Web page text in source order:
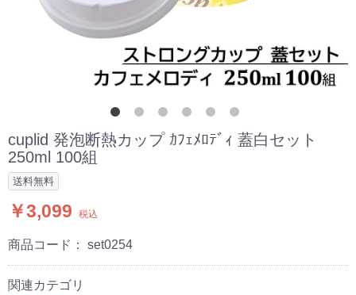
cuplid 発泡断熱カップ ｶﾌｪﾒﾛﾃﾞｨ 蓋白セット
250ml 100組
送料無料
￥3,099 税込
商品コード： set0254
関連カテゴリ